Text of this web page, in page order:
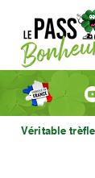
Véritable